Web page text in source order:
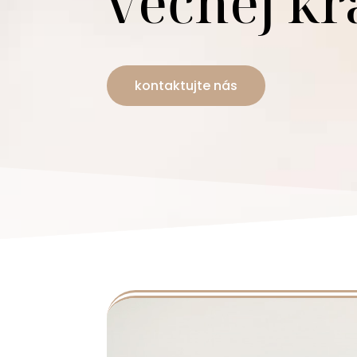
kontaktujte nás